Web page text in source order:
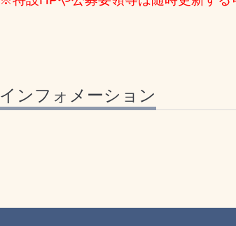
インフォメーション